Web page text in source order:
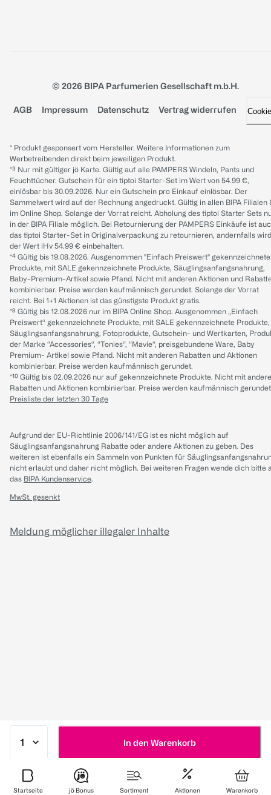
In den Warenkorb
© 2026 BIPA Parfumerien Gesellschaft m.b.H.
AGB Impressum Datenschutz Vertrag widerrufen
* Produkt gesponsert vom Hersteller. Weitere Informationen zum
Werbetreibenden direkt beim jeweiligen Produkt.
*³ Nur mit gültiger jö Karte. Gültig auf alle PAMPERS Windeln, Pants und
Feuchttücher. Gutschein für ein tiptoi Starter-Set im Wert von 54.99 €,
einlösbar bis 30.09.2026. Nur ein Gutschein pro Einkauf einlösbar. Der
Sammelwert wird auf der Rechnung angedruckt. Gültig in allen BIPA Filialen
im Online Shop. Solange der Vorrat reicht. Abholung des tiptoi Starter Sets
in der BIPA Filiale möglich. Bei Retournierung der PAMPERS Einkäufe ist
das tiptoi Starter-Set in Originalverpackung zu retournieren, andernfalls wird
der Wert iHv 54.99 € einbehalten.
*⁴ Gültig bis 19.08.2026. Ausgenommen "Einfach Preiswert" gekennzeichnete
Produkte, mit SALE gekennzeichnete Produkte, Säuglingsanfangsnahrung,
Baby-Premium-Artikel sowie Pfand. Nicht mit anderen Aktionen und
kombinierbar. Preise werden kaufmännisch gerundet. Solange der Vorrat
reicht. Bei 1+1 Aktionen ist das günstigste Produkt gratis.
*⁸ Gültig bis 12.08.2026 nur im BIPA Online Shop. Ausgenommen „Einfach
Preiswert“ gekennzeichnete Produkte, mit SALE gekennzeichnete Produkte,
Säuglingsanfangsnahrung, Fotoprodukte, Gutschein- und Wertkarten,
der Marke “Accessories“, “Tonies“, “Mavie“, preisgebundene Ware, Baby
Premium- Artikel sowie Pfand. Nicht mit anderen Rabatten und Aktionen
kombinierbar. Preise werden kaufmännisch gerundet.
*¹⁰ Gültig bis 02.09.2026 nur auf gekennzeichnete Produkte. Nicht mit
Rabatten und Aktionen kombinierbar. Preise werden kaufmännisch
Preisliste der letzten 30 Tage
Aufgrund der EU-Richtlinie 2006/141/EG ist es nicht möglich auf
Säuglingsanfangsnahrung Rabatte oder andere Aktionen zu geben. Des
weiteren ist ebenfalls ein Sammeln von Punkten für
nicht erlaubt und daher nicht möglich. Bei weiteren Fragen wende dich bitte
das BIPA Kundenservice.
MwSt. gesenkt
Meldung möglicher illegaler Inhalte
Startseite jö Bonus Sortiment Aktionen Warenkorb